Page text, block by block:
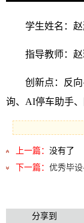
学生姓名：
指导教师：
创新点：反
询、AI停车助手
上一篇： 没有了
下一篇： 优秀毕
分享到